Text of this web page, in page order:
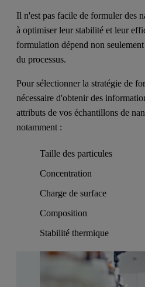
Il n'est pas facile de formuler des
à optimiser leur stabilité et leur
formulation dépend non
du processus.
Pour sélectionner la stratégie de
nécessaire d'obtenir des
attributs de vos échantillons de
notamment :
Taille des particules
Concentration
Charge de surface
Composition
Stabilité thermique